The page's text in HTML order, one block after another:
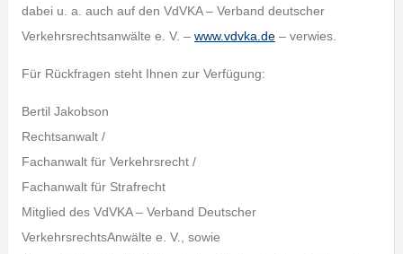
dabei u. a. auch auf den VdVKA – Verband deutscher
Verkehrsrechtsanwälte e. V. – www.vdvka.de– verwies.
Für Rückfragen steht Ihnen zur Verfügung:
Bertil Jakobson
Rechtsanwalt /
Fachanwalt für Verkehrsrecht /
Fachanwalt für Strafrecht
Mitglied des VdVKA – Verband Deutscher
VerkehrsrechtsAnwälte e. V., sowie